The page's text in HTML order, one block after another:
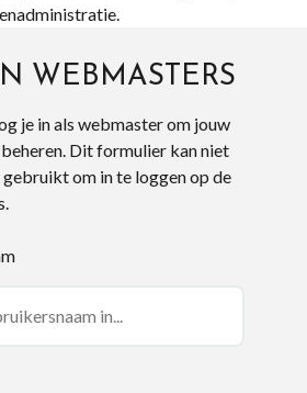
WEBMASTERS
je in als webmaster om jouw
Dit formulier kan niet
om in te loggen op de